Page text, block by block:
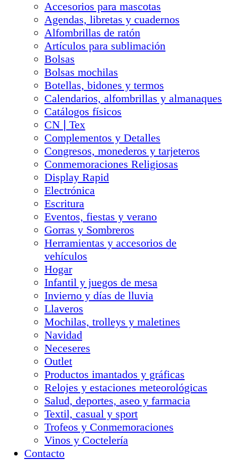
Accesorios para mascotas
Agendas, libretas y cuadernos
Alfombrillas de ratón
Artículos para sublimación
Bolsas
Bolsas mochilas
Botellas, bidones y termos
Calendarios, alfombrillas y almanaques
Catálogos físicos
CN❘Tex
Complementos y Detalles
Congresos, monederos y tarjeteros
Conmemoraciones Religiosas
Display Rapid
Electrónica
Escritura
Eventos, fiestas y verano
Gorras y Sombreros
Herramientas y accesorios de
vehículos
Hogar
Infantil y juegos de mesa
Invierno y días de lluvia
Llaveros
Mochilas, trolleys y maletines
Navidad
Neceseres
Outlet
Productos imantados y gráficas
Relojes y estaciones meteorológicas
Salud, deportes, aseo y farmacia
Textil, casual y sport
Trofeos y Conmemoraciones
Vinos y Coctelería
Contacto